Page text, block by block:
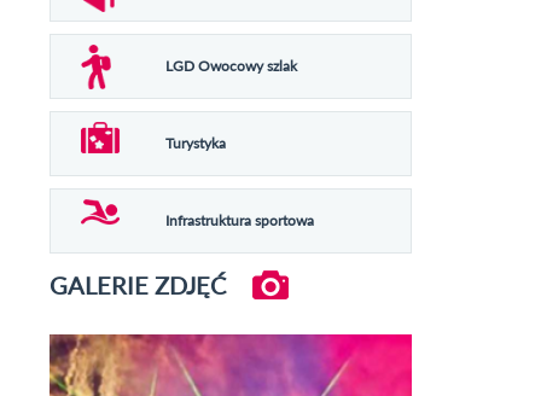
LGD Owocowy szlak
Turystyka
Infrastruktura sportowa
GALERIE ZDJĘĆ